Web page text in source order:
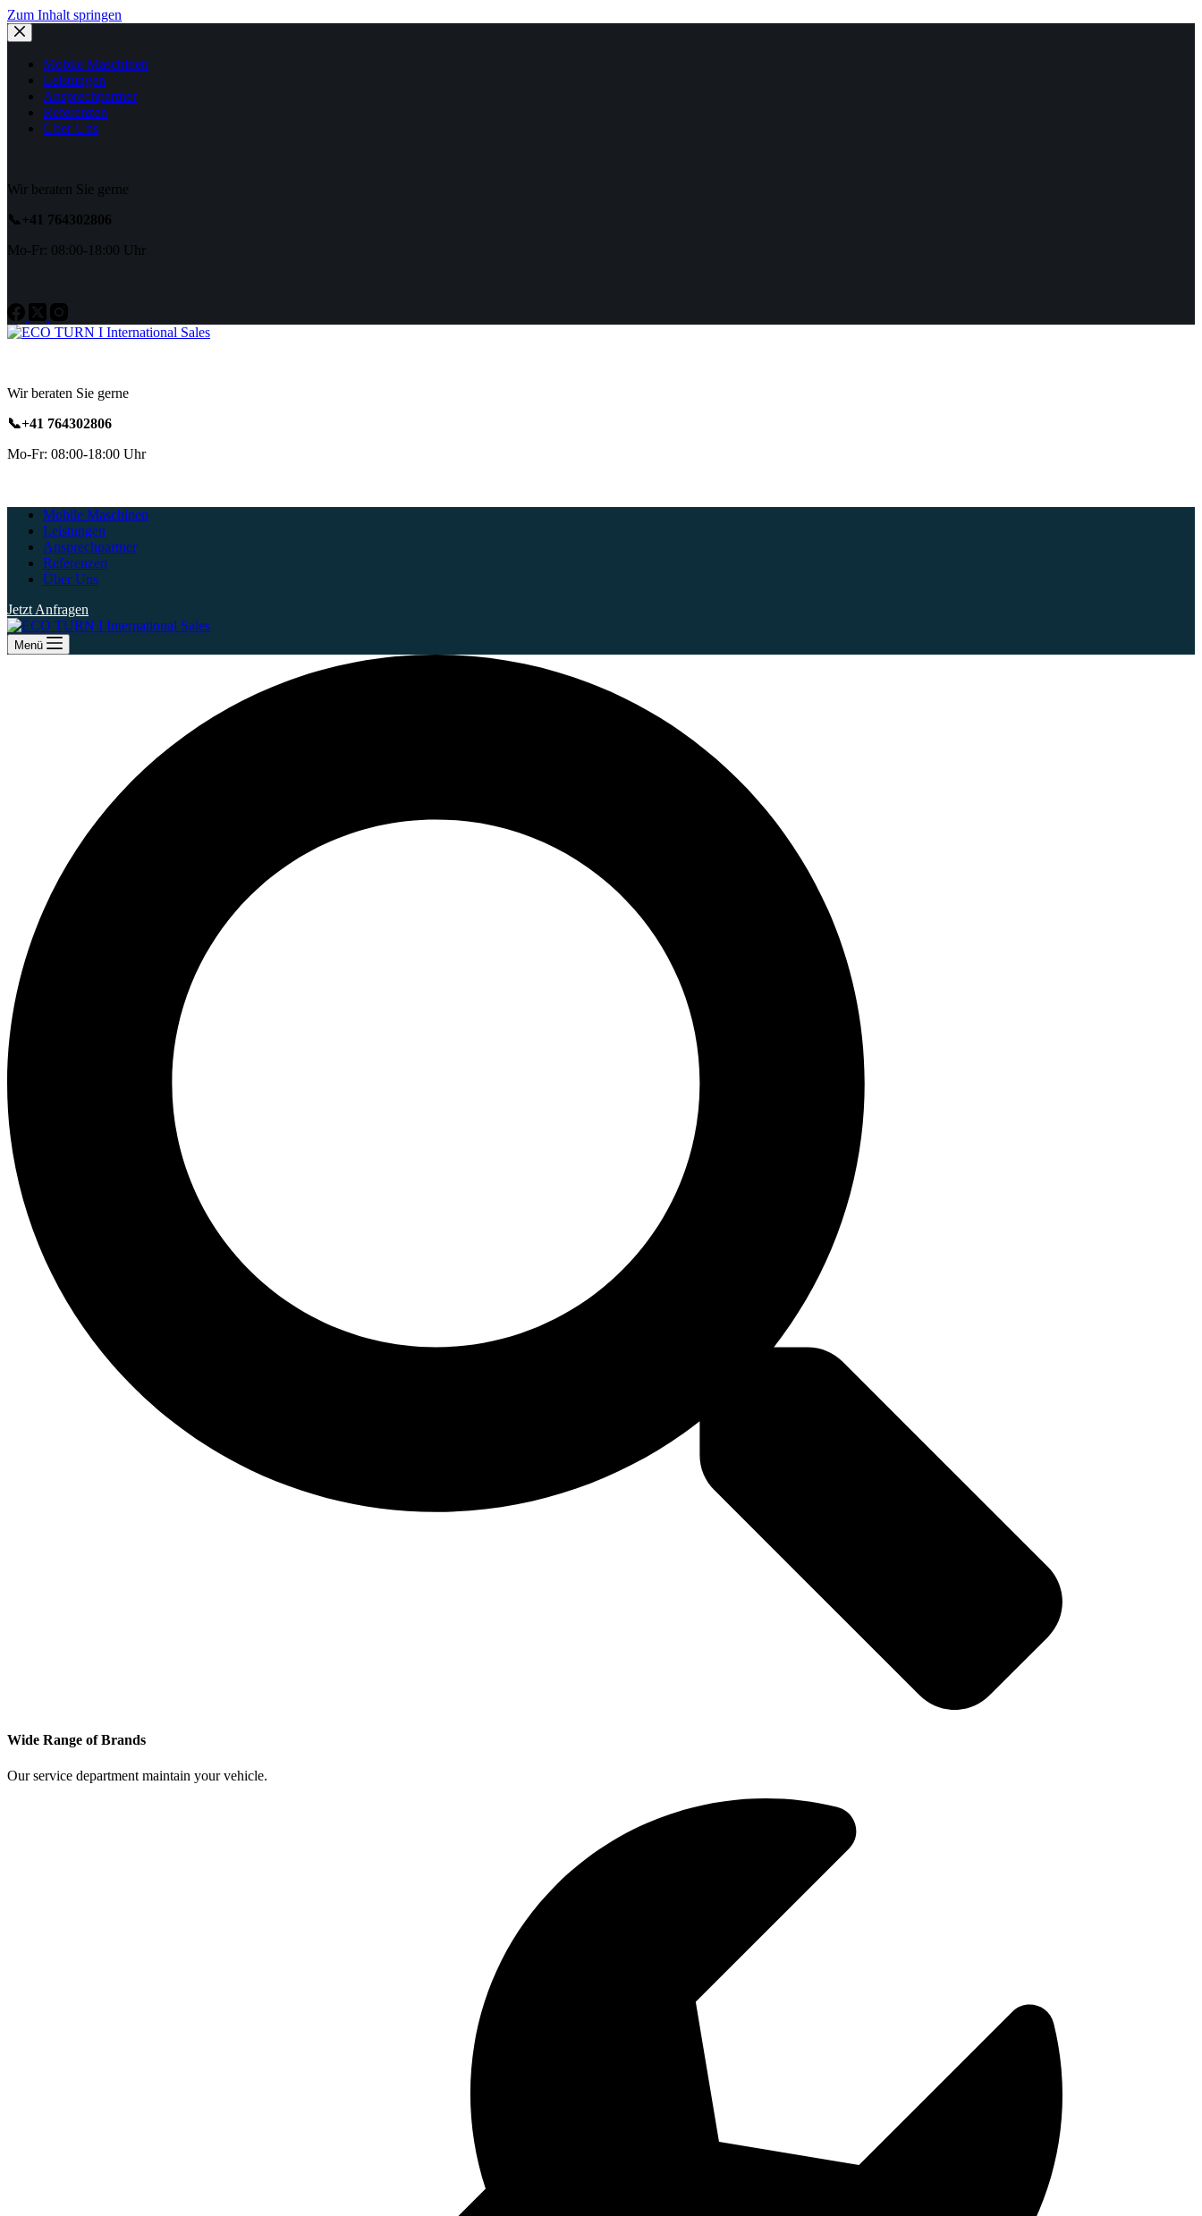
Zum Inhalt springen
Mobile Maschinen
Leistungen
Ansprechpartner
Referenzen
Über Uns
Wir beraten Sie gerne
📞+41 764302806
Mo-Fr: 08:00-18:00 Uhr
Wir beraten Sie gerne
📞+41 764302806
Mo-Fr: 08:00-18:00 Uhr
Mobile Maschinen
Leistungen
Ansprechpartner
Referenzen
Über Uns
Jetzt Anfragen
Menü
Wide Range of Brands
Our service department maintain your vehicle.